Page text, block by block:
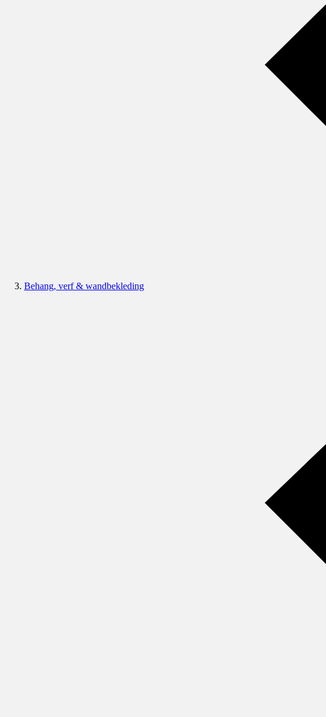
Behang, verf & wandbekleding